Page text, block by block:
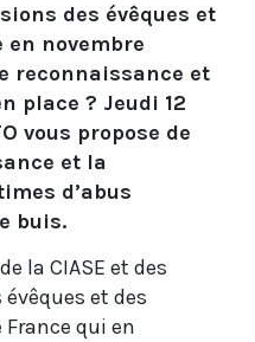
des évêques et
en novembre
reconnaissance et
place ? Jeudi 12
vous propose de
et la
d’abus
buis.
la CIASE et des
et des
qui en